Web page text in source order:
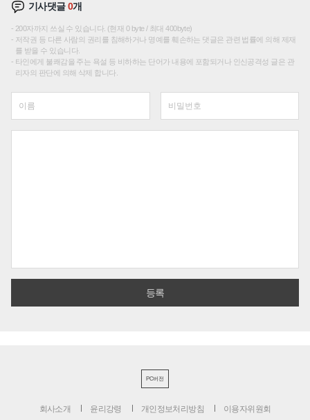
기사댓글0개
200자까지 쓰실 수 있습니다. (현재 0 byte / 최대 400byte)
저작권 등 다른 사람의 권리를 침해하거나 명예를 훼손하는 댓글은 관련 법률에 의해 제재
를 받을 수 있습니다.
타인에게 불쾌감을 주는 욕설 등 비하하는 단어가 내용에 포함되거나 인신공격성 글은 관
리자의 판단에 의해 삭제 합니다.
PC버전
회사소개 윤리강령 개인정보처리방침 이용자위원회